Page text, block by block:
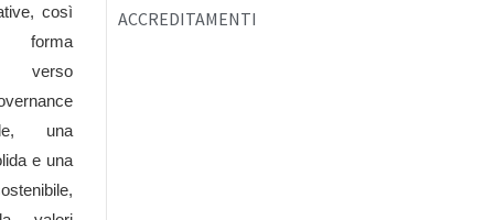
così
verso
una
e una
ACCREDITAMENTI
certificazione cogente, o volontaria, di
2025